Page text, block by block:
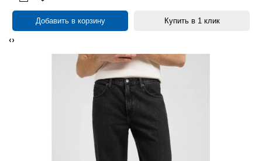
Добавить в корзину Купить в 1 клик
‹›